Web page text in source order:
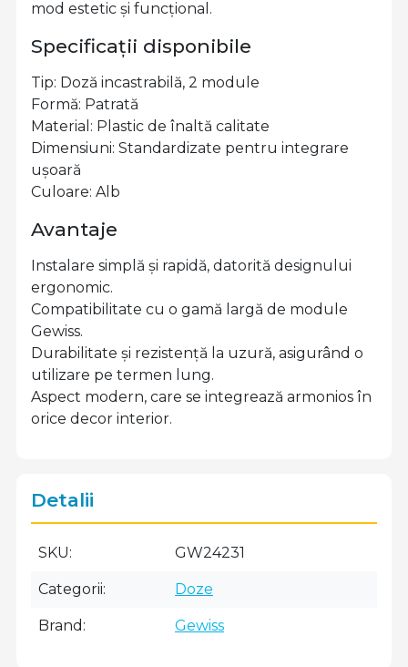
mod estetic și funcțional.
Specificații disponibile
Tip: Doză incastrabilă, 2 module
Formă: Patrată
Material: Plastic de înaltă calitate
Dimensiuni: Standardizate pentru integrare
ușoară
Culoare: Alb
Avantaje
Instalare simplă și rapidă, datorită designului
ergonomic.
Compatibilitate cu o gamă largă de module
Gewiss.
Durabilitate și rezistență la uzură, asigurând o
utilizare pe termen lung.
Aspect modern, care se integrează armonios în
orice decor interior.
Detalii
SKU GW24231
Categorii Doze
Brand Gewiss